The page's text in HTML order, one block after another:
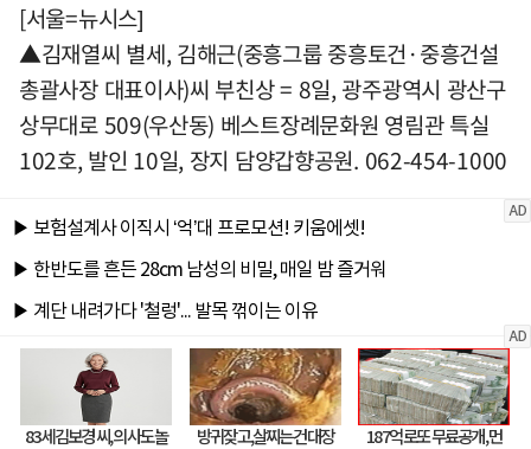
[서울=뉴시스]
▲김재열씨 별세, 김해근(중흥그룹 중흥토건·중흥건설
총괄사장 대표이사)씨 부친상 = 8일, 광주광역시 광산구
상무대로 509(우산동) 베스트장례문화원 영림관 특실
102호, 발인 10일, 장지 담양갑향공원. 062-454-1000